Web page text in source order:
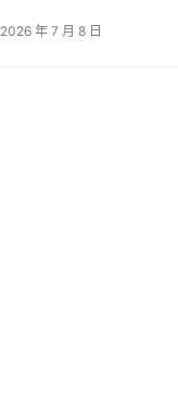
2026 年 7 月 8 日